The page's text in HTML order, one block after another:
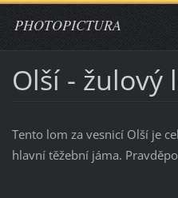
PHOTOPICTURA
Olší - žulový
Tento lom za vesnicí Olší je
hlavní těžební jáma.